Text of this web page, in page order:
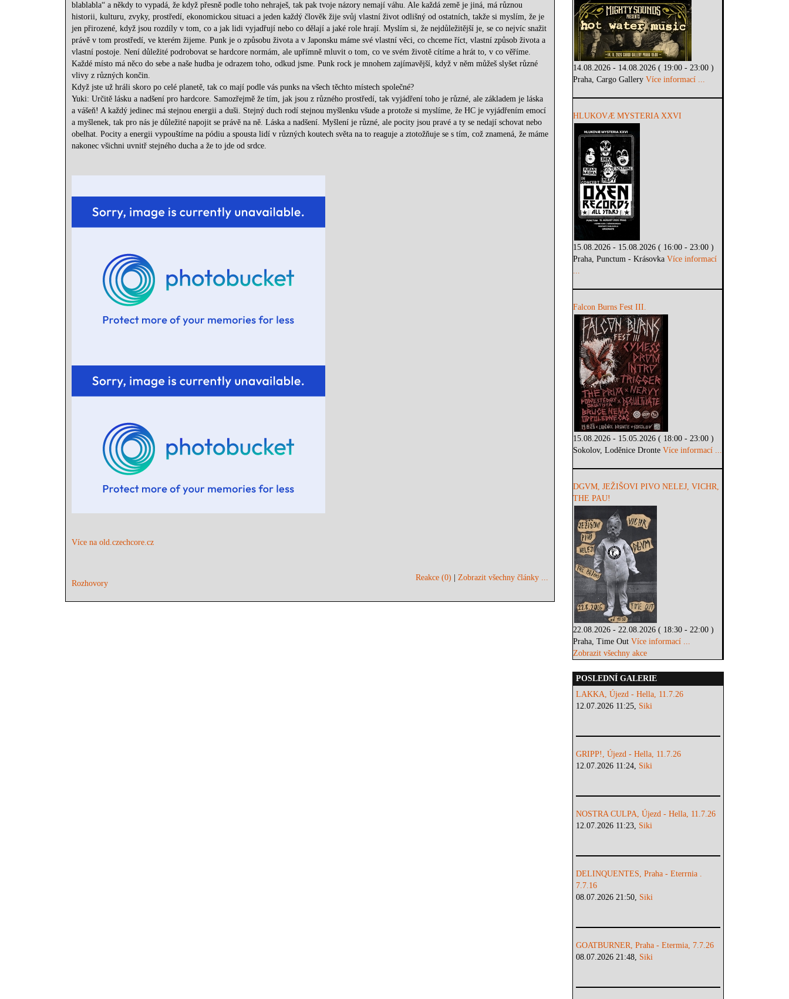
blablabla“ a někdy to vypadá, že když přesně podle toho nehraješ, tak pak tvoje názory nemají váhu. Ale každá země je jiná, má různou
historii, kulturu, zvyky, prostředí, ekonomickou situaci a jeden každý člověk žije svůj vlastní život odlišný od ostatních, takže si myslím, že je
jen přirozené, když jsou rozdíly v tom, co a jak lidi vyjadřují nebo co dělají a jaké role hrají. Myslím si, že nejdůležitější je, se co nejvíc snažit
právě v tom prostředí, ve kterém žijeme. Punk je o způsobu života a v Japonsku máme své vlastní věci, co chceme říct, vlastní způsob života a
vlastní postoje. Není důležité podrobovat se hardcore normám, ale upřímně mluvit o tom, co ve svém životě cítíme a hrát to, v co věříme.
Každé místo má něco do sebe a naše hudba je odrazem toho, odkud jsme. Punk rock je mnohem zajímavější, když v něm můžeš slyšet různé
vlivy z různých končin.
Když jste už hráli skoro po celé planetě, tak co mají podle vás punks na všech těchto místech společné?
Yuki: Určitě lásku a nadšení pro hardcore. Samozřejmě že tím, jak jsou z různého prostředí, tak vyjádření toho je různé, ale základem je láska
a vášeň! A každý jedinec má stejnou energii a duši. Stejný duch rodí stejnou myšlenku všude a protože si myslíme, že HC je vyjádřením emocí
a myšlenek, tak pro nás je důležité napojit se právě na ně. Láska a nadšení. Myšlení je různé, ale pocity jsou pravé a ty se nedají schovat nebo
obelhat. Pocity a energii vypouštíme na pódiu a spousta lidí v různých koutech světa na to reaguje a ztotožňuje se s tím, což znamená, že máme
nakonec všichni uvnitř stejného ducha a že to jde od srdce.
Více na old.czechcore.cz
Rozhovory
Reakce (0) Zobrazit všechny články ...
14.08.2026 - 14.08.2026 ( 19:00 - 23:00 )
Praha, Cargo GalleryVíce informací ...
HLUKOVÆ MYSTERIA XXVI
15.08.2026 - 15.08.2026 ( 16:00 - 23:00 )
Praha, Punctum - KrásovkaVíce informací
...
Falcon Burns Fest III.
15.08.2026 - 15.05.2026 ( 18:00 - 23:00 )
Sokolov, Loděnice DronteVíce informací ...
DGVM, JEŽIŠOVI PIVO NELEJ, VICHR,
THE PAU!
22.08.2026 - 22.08.2026 ( 18:30 - 22:00 )
Praha, Time OutVíce informací ...
Zobrazit všechny akce
POSLEDNÍ GALERIE
LAKKA, Újezd - Hella, 11.7.26
12.07.2026 11:25, Siki
GRIPP!, Újezd - Hella, 11.7.26
12.07.2026 11:24, Siki
NOSTRA CULPA, Újezd - Hella, 11.7.26
12.07.2026 11:23, Siki
DELINQUENTES, Praha - Eterrnia .
7.7.16
08.07.2026 21:50, Siki
GOATBURNER, Praha - Etermia, 7.7.26
08.07.2026 21:48, Siki